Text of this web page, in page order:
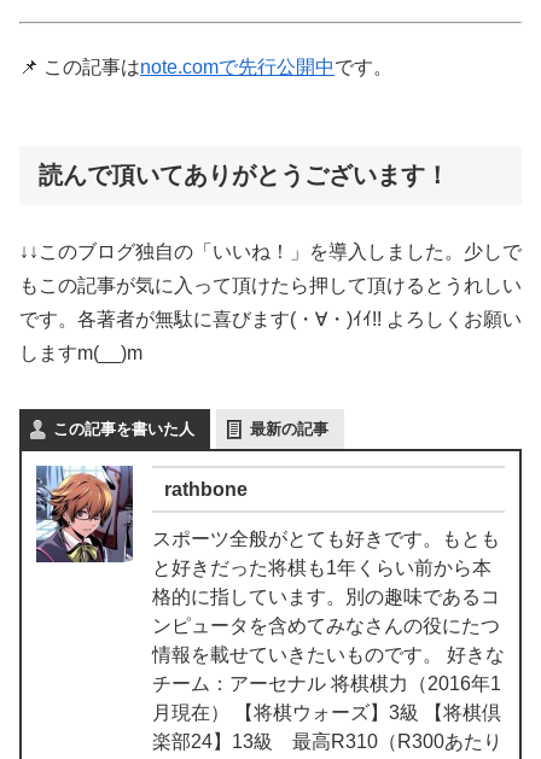
📌 この記事はnote.comで先行公開中です。
読んで頂いてありがとうございます！
↓↓このブログ独自の「いいね！」を導入しました。少しで
もこの記事が気に入って頂けたら押して頂けるとうれしい
です。各著者が無駄に喜びます(・∀・)ｲｲ!! よろしくお願い
しますm(__)m
この記事を書いた人 最新の記事
rathbone
スポーツ全般がとても好きです。もとも
と好きだった将棋も1年くらい前から本
格的に指しています。別の趣味であるコ
ンピュータを含めてみなさんの役にたつ
情報を載せていきたいものです。 好きな
チーム：アーセナル 将棋棋力（2016年1
月現在） 【将棋ウォーズ】3級 【将棋倶
楽部24】13級 最高R310（R300あたり